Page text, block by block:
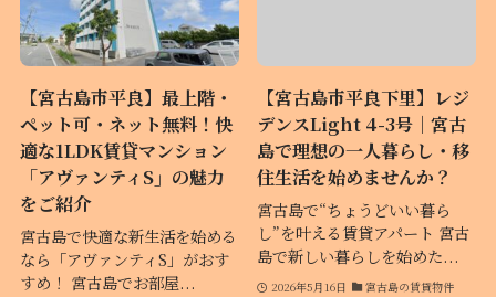
【宮古島市平良】最上階・
ペット可・ネット無料！快
適な1LDK賃貸マンション
「アヴァンティS」の魅力
をご紹介
宮古島で快適な新生活を始める
なら「アヴァンティS」がおす
すめ！ 宮古島でお部屋...
【宮古島市平良下里】レジ
デンスLight 4-3号｜宮古
島で理想の一人暮らし・移
住生活を始めませんか？
宮古島で“ちょうどいい暮ら
し”を叶える賃貸アパート 宮古
島で新しい暮らしを始めた...
2026年5月16日 宮古島の賃貸物件